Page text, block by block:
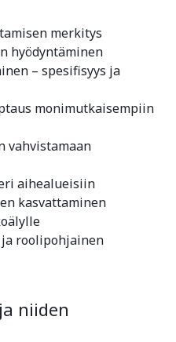
merkitys
hyödyntäminen
– spesifisyys ja
monimutkaisempiin
vahvistamaan
aihealueisiin
kasvattaminen
roolipohjainen
niiden